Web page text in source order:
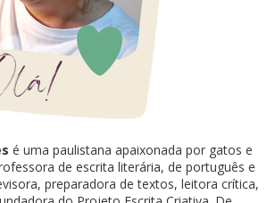
é uma paulistana apaixonada por gatos e
de escrita literária, de português e
preparadora de textos, leitora crítica,